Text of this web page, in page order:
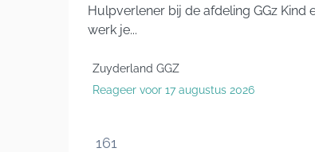
Hulpverlener bij de afdeling GGz Kind
werk je...
Zuyderland GGZ
Reageer voor 17 augustus 2026
161